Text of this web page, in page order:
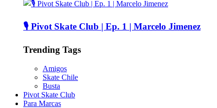
🎙️ Pivot Skate Club | Ep. 1 | Marcelo Jimenez
Trending Tags
Amigos
Skate Chile
Busta
Pivot Skate Club
Para Marcas